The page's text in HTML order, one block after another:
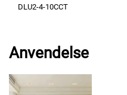
DLU2-4-10CCT
Anvendelse